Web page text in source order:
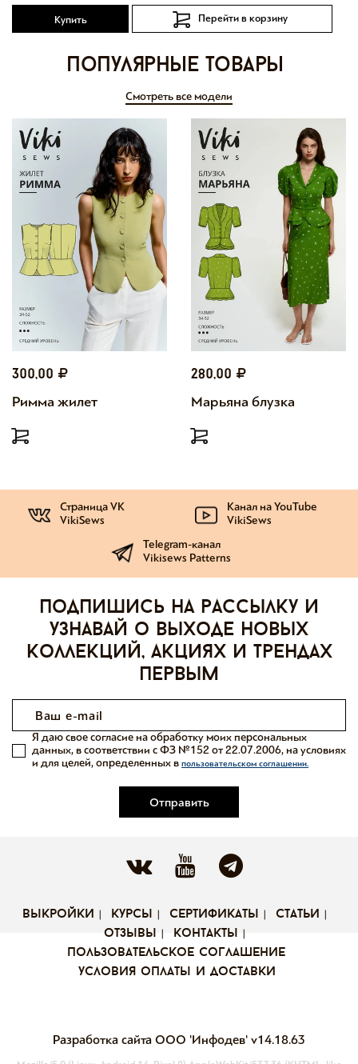
Купить Перейти в корзину
Популярные товары
Смотреть все модели
300,00
Римма жилет
280,00
Марьяна блузка
Страница VK
VikiSews
Канал на YouTube
VikiSews
Telegram-канал
Vikisews Patterns
Подпишись на рассылку и
узнавай о выходе новых
коллекций, акциях и трендах
первым
Отправить
Я даю свое согласие на обработку моих персональных
данных, в соответствии с ФЗ №152 от 22.07.2006, на условиях
и для целей, определенных в пользовательском соглашении.
выкройки курсы сертификаты
статьи
отзывы
контакты
пользовательское соглашение
условия оплаты и доставки
Разработка сайта ООО 'Инфодев' v14.18.63